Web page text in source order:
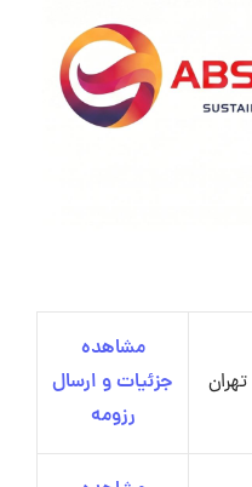
تهران
مشاهده
جزئیات و ارسال
رزومه